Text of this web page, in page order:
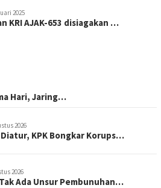
2025
KRI AJAK-653 disiagakan …
Hari, Jaring…
2026
KPK Bongkar Korups…
2026
Ada Unsur Pembunuhan…